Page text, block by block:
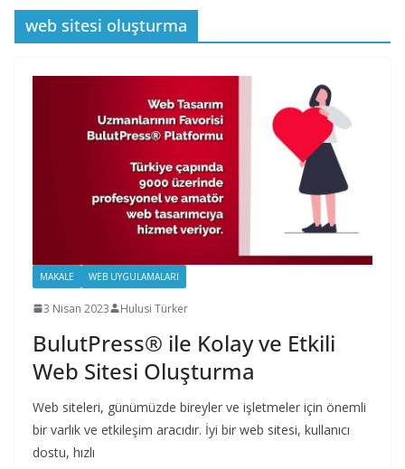
web sitesi oluşturma
MAKALE WEB UYGULAMALARI
3 Nisan 2023 Hulusi Türker
BulutPress® ile Kolay ve Etkili
Web Sitesi Oluşturma
Web siteleri, günümüzde bireyler ve işletmeler için önemli
bir varlık ve etkileşim aracıdır. İyi bir web sitesi, kullanıcı
dostu, hızlı